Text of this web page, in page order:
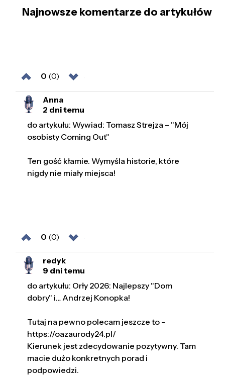
Najnowsze komentarze do artykułów
0 (0)
Anna
2 dni temu
do artykułu: Wywiad: Tomasz Strejza – "Mój
osobisty Coming Out"
Ten gość kłamie. Wymyśla historie, które
nigdy nie miały miejsca!
0 (0)
redyk
9 dni temu
do artykułu: Orły 2026: Najlepszy "Dom
dobry" i… Andrzej Konopka!
Tutaj na pewno polecam jeszcze to -
https://oazaurody24.pl/
Kierunek jest zdecydowanie pozytywny. Tam
macie dużo konkretnych porad i
podpowiedzi.